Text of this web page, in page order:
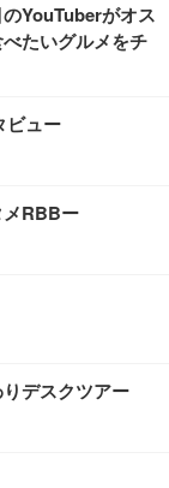
YouTuberがオス
たいグルメをチ
ビュー
メRBBー
デスクツアー